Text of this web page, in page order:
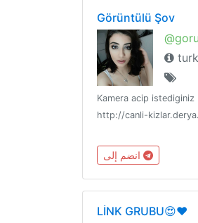
Görüntülü Şov
Kamera acip
http://canli-
LİNK GRUBU😍❤️